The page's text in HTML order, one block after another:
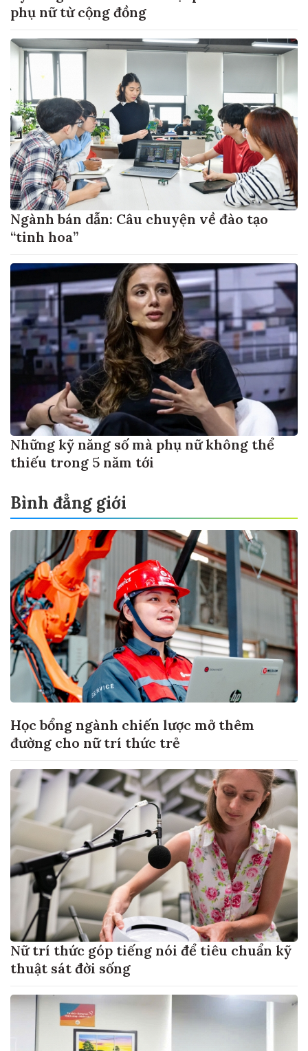
phụ nữ từ cộng đồng
Ngành bán dẫn: Câu chuyện về đào tạo
“tinh hoa”
Những kỹ năng số mà phụ nữ không thể
thiếu trong 5 năm tới
Bình đẳng giới
Học bổng ngành chiến lược mở thêm
đường cho nữ trí thức trẻ
Nữ trí thức góp tiếng nói để tiêu chuẩn kỹ
thuật sát đời sống